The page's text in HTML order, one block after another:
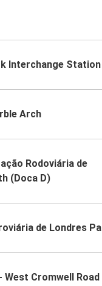
Interchange Station
Arch
Rodoviária de
(Doca D)
de Londres
West Cromwell